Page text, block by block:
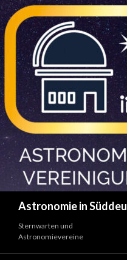
Astronomie in
Sternwarten und
Astronomievereine